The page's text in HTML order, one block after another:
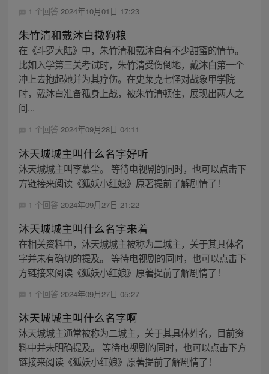
1 个回答 2024年10月01日 17:23
朱竹清和戴沐白撒狗粮
在《斗罗大陆》中，朱竹清和戴沐白有不少甜蜜的情节。
比如入学第三关考试时，朱竹清受伤倒地，戴沐白第一个
冲上去抱起她并为其疗伤。在史莱克七怪对战象甲学院
时，戴沐白准备孤身上战，被朱竹清顿住，展现出两人之
间...
1 个回答 2024年09月28日 04:11
沐天城城主叫什么名字好听
沐天城城主叫李慕尘。 等待电视剧的同时，也可以点击下
方链接来阅读《狐妖小红娘》原著提前了解剧情了！
1 个回答 2024年09月27日 21:22
沐天城城主叫什么名字来着
在相关资料中，沐天城城主被称为二城主，关于其具体名
字并未有确切的提及。 等待电视剧的同时，也可以点击下
方链接来阅读《狐妖小红娘》原著提前了解剧情了！
1 个回答 2024年09月27日 05:27
沐天城城主叫什么名字啊
沐天城城主通常被称为二城主，关于其具体姓名，目前资
料中并未明确提及。 等待电视剧的同时，也可以点击下方
链接来阅读《狐妖小红娘》原著提前了解剧情了！